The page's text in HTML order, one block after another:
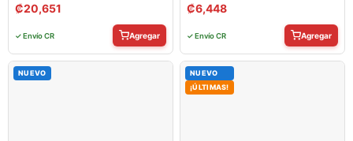
₡20,651
✓ Envío CR Agregar
₡6,448
✓ Envío CR Agregar
NUEVO
NUEVO
¡ÚLTIMAS!